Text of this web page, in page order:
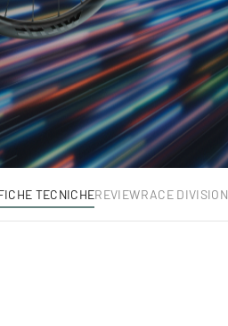
TECNICHEREVIEWRACE DIVISION